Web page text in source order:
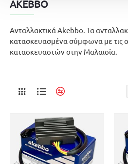
AKEBBO
Ανταλλακτικά Akebbo. Τα
κατασκευασμένα σύμφωνα με τις
κατασκευαστών στην Μαλαισία.